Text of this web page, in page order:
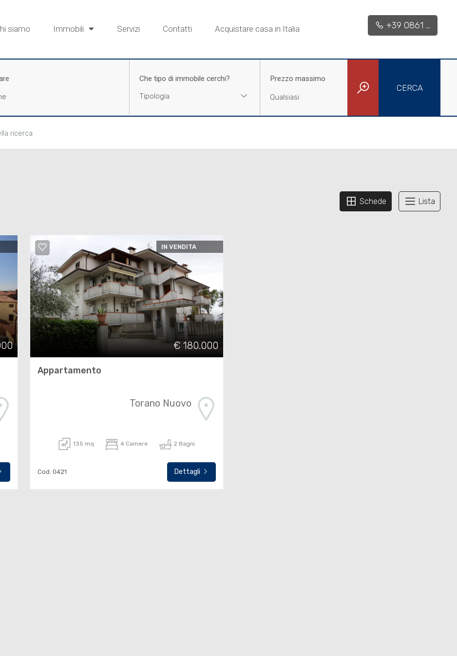
siamo Immobili Servizi Contatti Acquistare casa in Italia +39 0861 ...
Che tipo di immobile cerchi? Prezzo massimo
CERCA
ricerca
Schede Lista
IN VENDITA
€ 180.000
Appartamento
Torano Nuovo
135 mq 4 Camere 2 Bagni
Cod. 0421 Dettagli